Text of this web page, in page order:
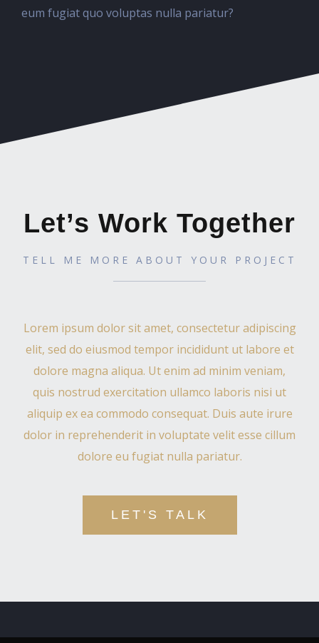
eum fugiat quo voluptas nulla pariatur?
Let’s Work Together
TELL ME MORE ABOUT YOUR PROJECT
Lorem ipsum dolor sit amet, consectetur adipiscing
elit, sed do eiusmod tempor incididunt ut labore et
dolore magna aliqua. Ut enim ad minim veniam,
quis nostrud exercitation ullamco laboris nisi ut
aliquip ex ea commodo consequat. Duis aute irure
dolor in reprehenderit in voluptate velit esse cillum
dolore eu fugiat nulla pariatur.
LET'S TALK